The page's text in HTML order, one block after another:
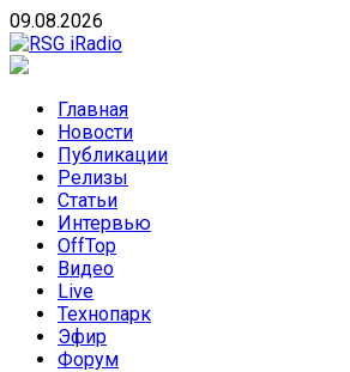
Skip
to
content
09.08.2026
направлений без возрастных
Главная
Новости
Публикации
Релизы
Статьи
Интервью
OffTop
Видео
Live
Технопарк
Эфир
Форум